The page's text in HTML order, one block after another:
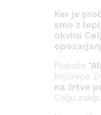
Ker je
smo z
okviru
Plakate
knjižnice.
na žrtve
Celju